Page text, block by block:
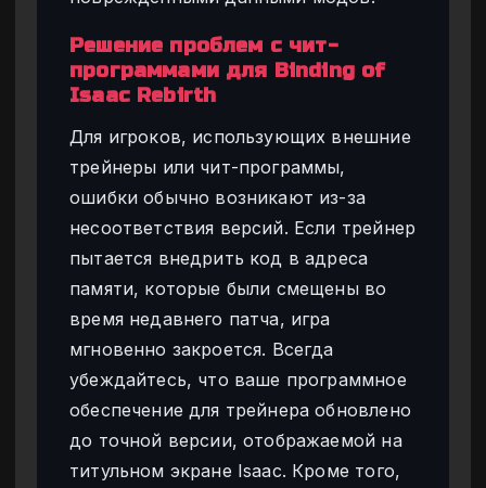
Решение проблем с чит-
программами для Binding of
Isaac Rebirth
Для игроков, использующих внешние
трейнеры или чит-программы,
ошибки обычно возникают из-за
несоответствия версий. Если трейнер
пытается внедрить код в адреса
памяти, которые были смещены во
время недавнего патча, игра
мгновенно закроется. Всегда
убеждайтесь, что ваше программное
обеспечение для трейнера обновлено
до точной версии, отображаемой на
титульном экране Isaac. Кроме того,